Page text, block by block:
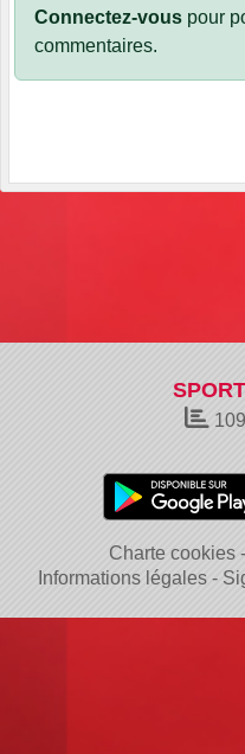
Connectez-vous pour
commentaires.
Charte cookies
Informations légales